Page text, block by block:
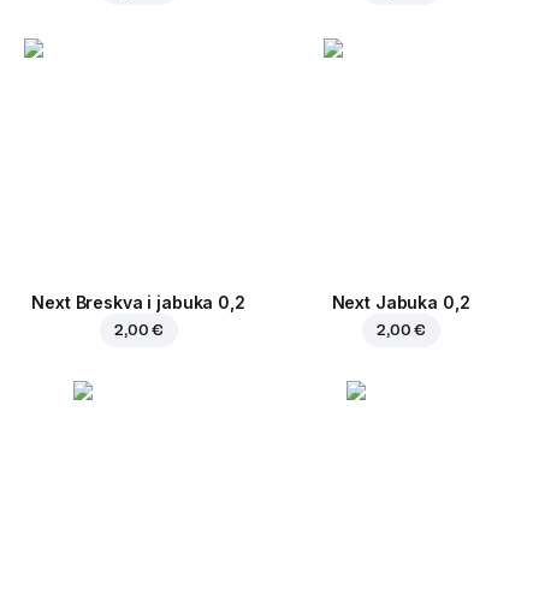
Next Breskva i jabuka 0,2
2,00 €
Next Jabuka 0,2
2,00 €